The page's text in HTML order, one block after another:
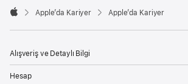

Apple’da Kariyer Apple’da Kariyer
Alışveriş ve Detaylı Bilgi
Hesap